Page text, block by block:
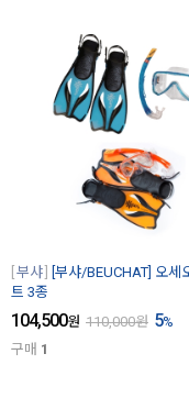
부샤
[부샤/BEUCHAT] 오세
트 3종
104,500원 110,000원 5%
구매 1